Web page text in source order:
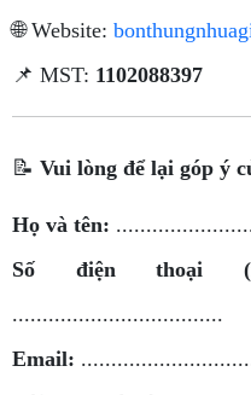
🌐 Website:
📌 MST: 1102088397
📝 Vui lòng để lại góp ý
Họ và tên:
Số điện thoại
...................................
Email: